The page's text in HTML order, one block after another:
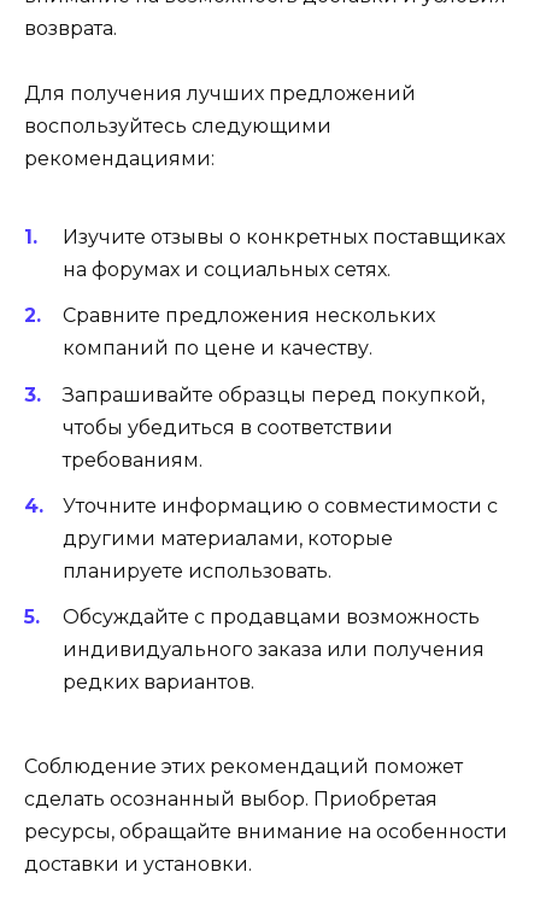
возврата.
Для получения лучших предложений
воспользуйтесь следующими
рекомендациями:
Изучите отзывы о конкретных поставщиках
на форумах и социальных сетях.
Сравните предложения нескольких
компаний по цене и качеству.
Запрашивайте образцы перед покупкой,
чтобы убедиться в соответствии
требованиям.
Уточните информацию о совместимости с
другими материалами, которые
планируете использовать.
Обсуждайте с продавцами возможность
индивидуального заказа или получения
редких вариантов.
Соблюдение этих рекомендаций поможет
сделать осознанный выбор. Приобретая
ресурсы, обращайте внимание на особенности
доставки и установки.